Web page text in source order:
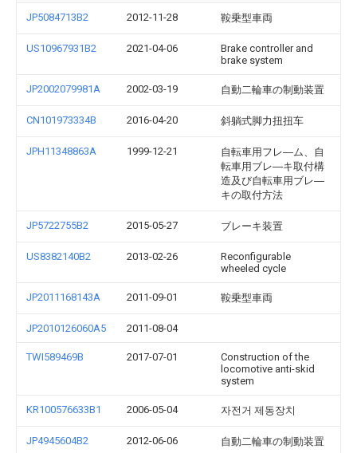
JP5084713B2 2012-11-28 鞍乗型車両
US10967931B2 2021-04-06
Brake controller and
brake system
JP2002079981A 2002-03-19 自動二輪車の制動装置
CN101973334B 2016-04-20 斜躺式脚力扭扭车
JPH11348863A 1999-12-21
自転車用フレ―ム、自
転車用ブレ―キ取付構
造及び自転車用ブレ―
キの取付方法
JP5722755B2 2015-05-27 ブレーキ装置
US8382140B2 2013-02-26
Reconfigurable
wheeled cycle
JP2011168143A 2011-09-01 鞍乗型車両
JP2010126060A5 2011-08-04
TWI589469B 2017-07-01
Construction of the
locomotive anti-skid
system
KR100576633B1 2006-05-04 자전거 제동장치
JP4945604B2 2012-06-06 自動二輪車の制動装置